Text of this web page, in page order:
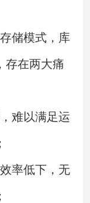
储模式，库
存在两大痛
难以满足运
率低下，无